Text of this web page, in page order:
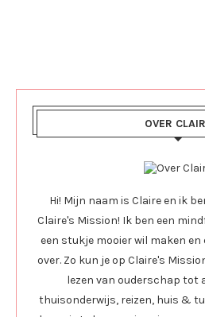
OVER
Hi! Mijn naam is Claire en ik
Claire's Mission! Ik ben een
een stukje mooier wil maken
over. Zo kun je op Claire's
lezen van ouderschap tot
thuisonderwijs, reizen, huis &